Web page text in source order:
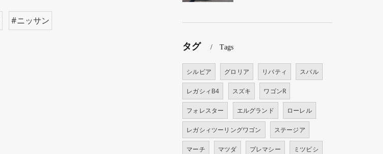
#ニッサン
タグ Tags
シルビア グロリア リバティ スバル
レガシィB4 スズキ ワゴンR
フォレスター エルグランド ローレル
レガシィツーリングワゴン ステージア
マーチ マツダ プレマシー ミツビシ